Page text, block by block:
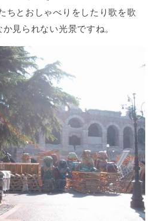
ちとおしゃべりをしたり歌を歌
見られない光景ですね。